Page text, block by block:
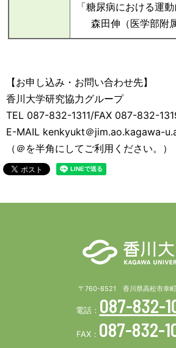
「糖尿病における運
森田伸（医学部附
【お申し込み・お問い合わせ先】
香川大学研究協力グループ
TEL 087-832-1311/FAX 087-832-
E-MAIL kenkyukt＠jim.ao.kagawa-
（＠を半角にしてご利用ください。）
〒760-8521 香川県高松市幸町
電話： 087-832-
FAX： 087-832-